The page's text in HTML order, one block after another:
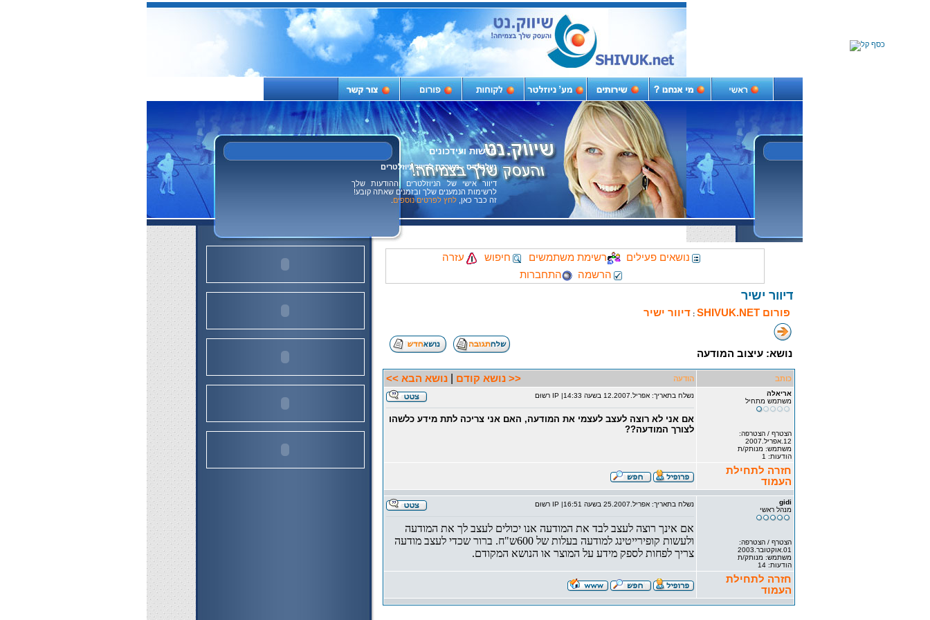
חדשות ועידכונים
מבצע היכרות ללקוחות חדשים
קמפיין בעלויות מוזלות - צרו קשר לקבלת
פרטים מלאים.
נושאים פעילים רשימת משתמשים חיפוש
עזרה
הרשמה
התחברות
דיוור ישיר
פורום SHIVUK.NET :דיוור ישיר
נושא: עיצוב המודעה
כותב הודעה << נושא קודם |נושא הבא >>
אריאלה
משתמש מתחיל
הצטרף / הצטרפה:
12.אפריל.2007
משתמש: מנותק/ת
הודעות: 1
נשלח בתאריך:12.אפריל.2007 בשעה 14:33| IP רשוּם
אם אני לא רוצה לעצב לעצמי את המודעה, האם אני צריכה לתת מידע כלשהו
לצורך המודעה??
חזרה לתחילת
העמוד
gidi
מנהל ראשי
הצטרף / הצטרפה:
01.אוקטובר.2003
משתמש: מנותק/ת
הודעות: 14
נשלח בתאריך:25.אפריל.2007 בשעה 16:51| IP רשוּם
אם אינך רוצה לעצב לבד את המודעה אנו יכולים לעצב לך את המודעה
ולעשות קופירייטינג למודעה בעלות של 600ש"ח. ברור שכדי לעצב מודעה
צריך לפחות לספק מידע על המוצר או הנושא המקודם.
חזרה לתחילת
העמוד